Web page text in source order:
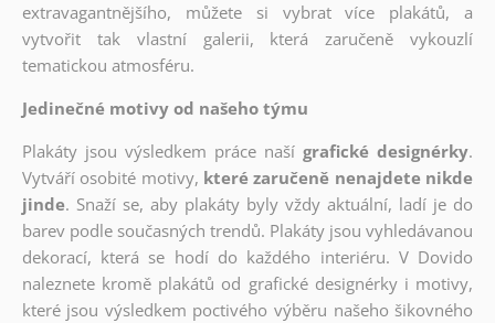
extravagantnějšího, můžete si vybrat více plakátů, a
vytvořit tak vlastní galerii, která zaručeně vykouzlí
tematickou atmosféru.
Jedinečné motivy od našeho týmu
Plakáty jsou výsledkem práce naší grafické designérky.
Vytváří osobité motivy, které zaručeně nenajdete nikde
jinde. Snaží se, aby plakáty byly vždy aktuální, ladí je do
barev podle současných trendů. Plakáty jsou vyhledávanou
dekorací, která se hodí do každého interiéru. V Dovido
naleznete kromě plakátů od grafické designérky i motivy,
které jsou výsledkem poctivého výběru našeho šikovného